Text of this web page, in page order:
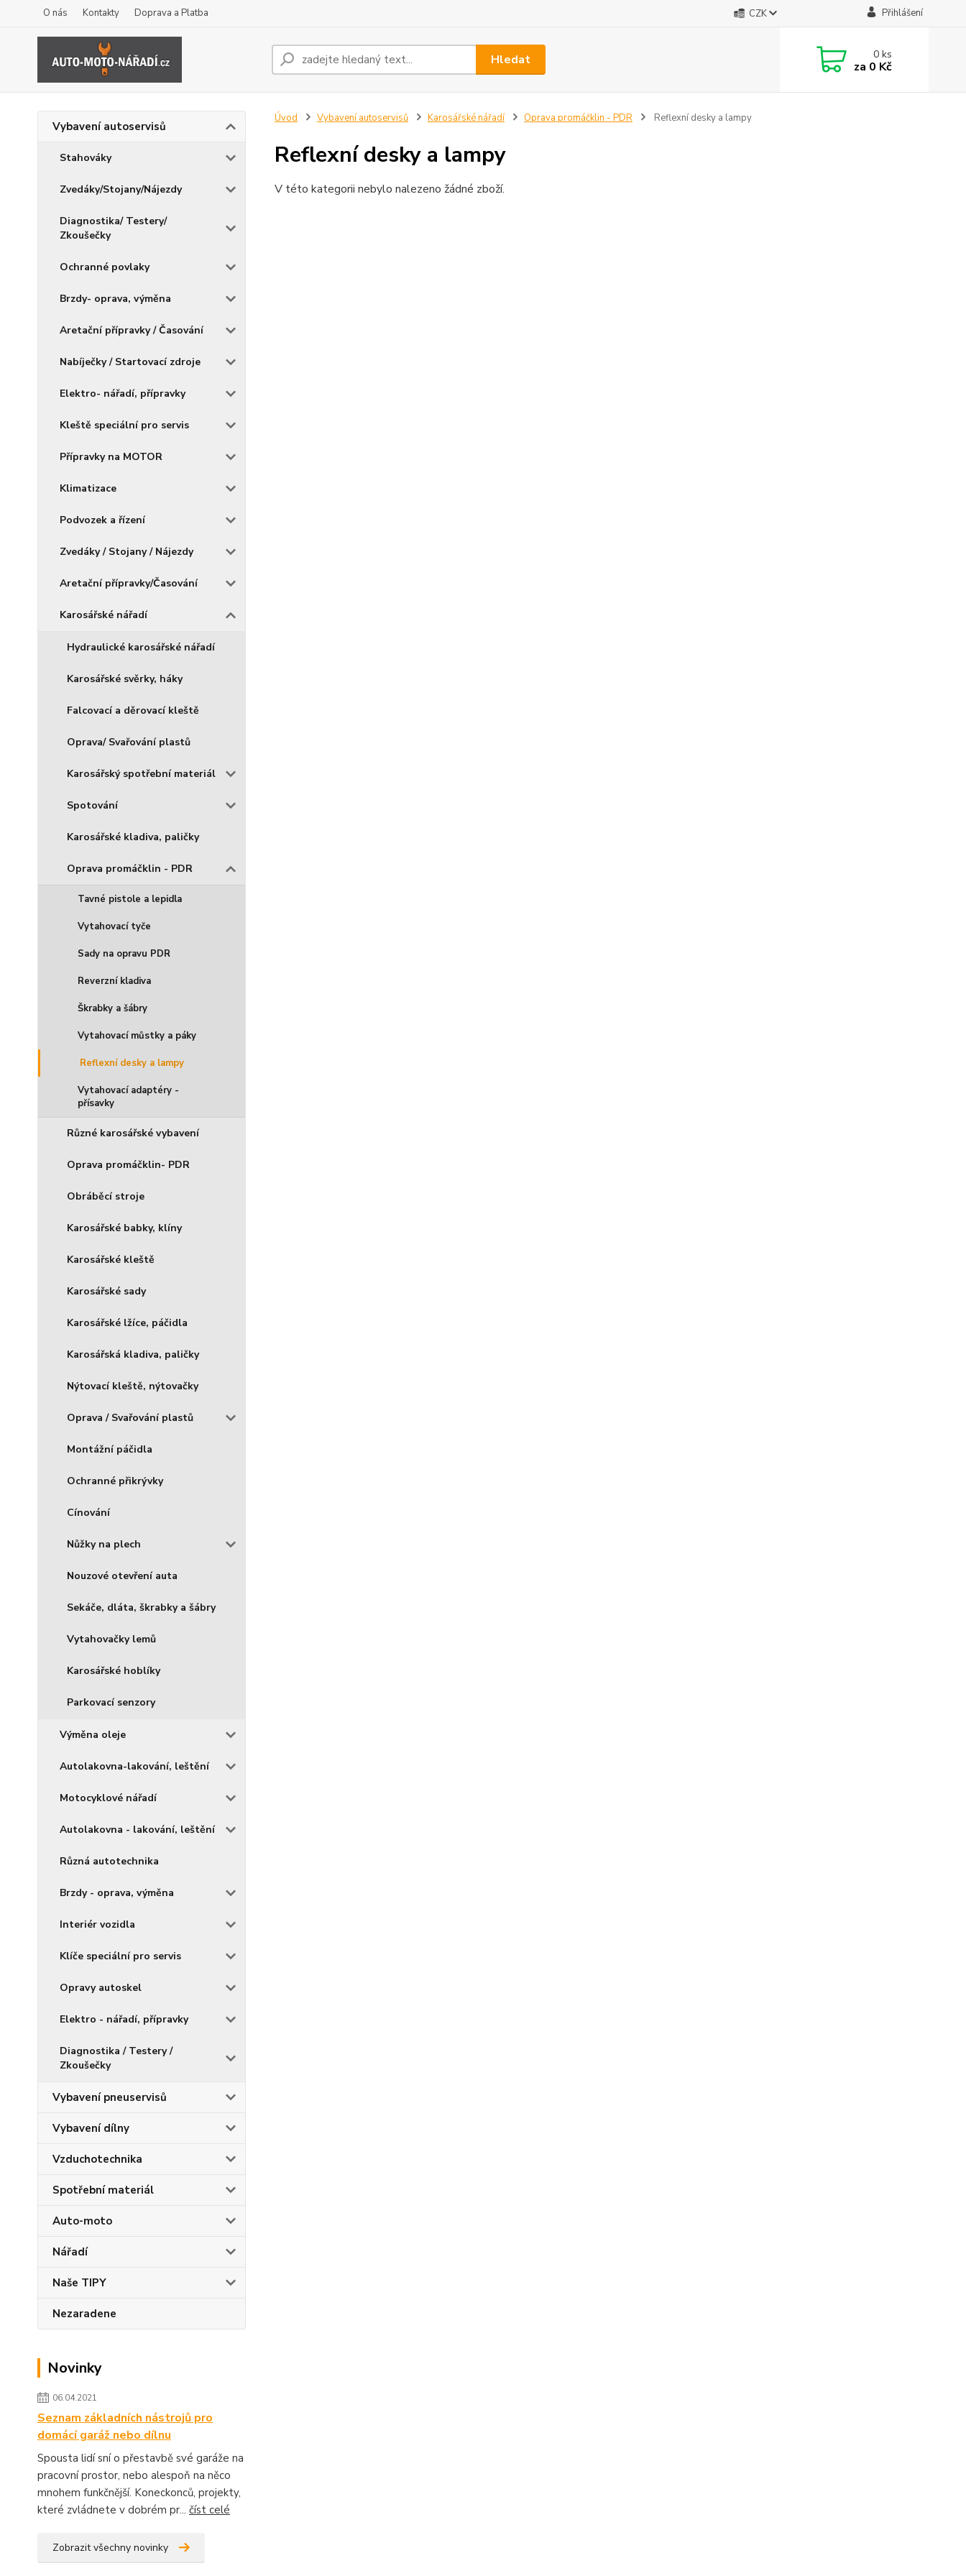
O nás Kontakty Doprava a Platba CZK Přihlášení
Hledat 0ks
za 0 Kč
Vybavení autoservisů
Stahováky
Zvedáky/Stojany/Nájezdy
Diagnostika/ Testery/
Zkoušečky
Ochranné povlaky
Brzdy- oprava, výměna
Aretační přípravky / Časování
Nabíječky / Startovací zdroje
Elektro- nářadí, přípravky
Kleště speciální pro servis
Přípravky na MOTOR
Klimatizace
Podvozek a řízení
Zvedáky / Stojany / Nájezdy
Aretační přípravky/Časování
Karosářské nářadí
Hydraulické karosářské nářadí
Karosářské svěrky, háky
Falcovací a děrovací kleště
Oprava/ Svařování plastů
Karosářský spotřební materiál
Spotování
Karosářské kladiva, paličky
Oprava promáčklin - PDR
Tavné pistole a lepidla
Vytahovací tyče
Sady na opravu PDR
Reverzní kladiva
Škrabky a šábry
Vytahovací můstky a páky
Reflexní desky a lampy
Vytahovací adaptéry -
přísavky
Různé karosářské vybavení
Oprava promáčklin- PDR
Obráběcí stroje
Karosářské babky, klíny
Karosářské kleště
Karosářské sady
Karosářské lžíce, páčidla
Karosářská kladiva, paličky
Nýtovací kleště, nýtovačky
Oprava / Svařování plastů
Montážní páčidla
Ochranné přikrývky
Cínování
Nůžky na plech
Nouzové otevření auta
Sekáče, dláta, škrabky a šábry
Vytahovačky lemů
Karosářské hoblíky
Parkovací senzory
Výměna oleje
Autolakovna-lakování, leštění
Motocyklové nářadí
Autolakovna - lakování, leštění
Různá autotechnika
Brzdy - oprava, výměna
Interiér vozidla
Klíče speciální pro servis
Opravy autoskel
Elektro - nářadí, přípravky
Diagnostika / Testery /
Zkoušečky
Vybavení pneuservisů
Vybavení dílny
Vzduchotechnika
Spotřební materiál
Auto-moto
Nářadí
Naše TIPY
Nezaradene
Novinky
06.04.2021
Seznam základních nástrojů pro
domácí garáž nebo dílnu
Spousta lidí sní o přestavbě své garáže na
pracovní prostor, nebo alespoň na něco
mnohem funkčnější. Koneckonců, projekty,
které zvládnete v dobrém pr... číst celé
Zobrazit všechny novinky
Úvod Vybavení autoservisů Karosářské nářadí Oprava promáčklin - PDR Reflexní desky a lampy
Reflexní desky a lampy
V této kategorii nebylo nalezeno žádné zboží.